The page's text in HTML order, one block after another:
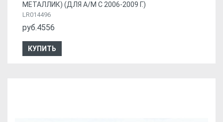
МЕТАЛЛИК) (ДЛЯ А/М С 2006-2009 Г.)
LR014496
руб.4556
КУПИТЬ